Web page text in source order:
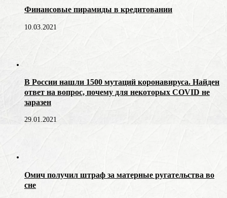
Финансовые пирамиды в кредитовании
10.03.2021
В России нашли 1500 мутаций коронавируса. Найден
ответ на вопрос, почему для некоторых COVID не
заразен
29.01.2021
Омич получил штраф за матерные ругательства во
сне